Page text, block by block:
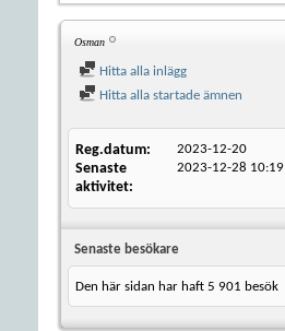
Osman
Hitta alla inlägg
Hitta alla startade ämnen
Reg.datum 2023-12-20
Senaste
aktivitet
2023-12-28 10:19
Senaste besökare
Den här sidan har haft 5 901 besök